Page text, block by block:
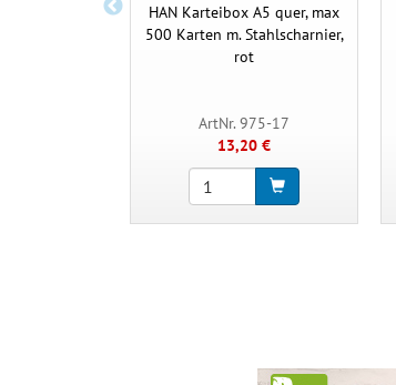
HAN Karteibox A5 quer, max
500 Karten m. Stahlscharnier,
rot
ArtNr. 975-17
13,20 €